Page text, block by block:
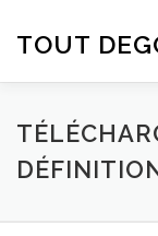
TOUT